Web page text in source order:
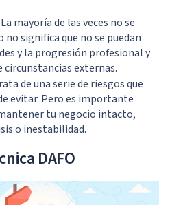
mayoría de las veces no se
no significa que no se puedan
y la progresión profesional y
circunstancias externas.
de una serie de riesgos que
evitar. Pero es importante
tu negocio intacto,
o inestabilidad.
DAFO